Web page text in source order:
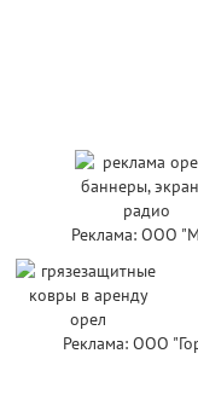
Реклама: ООО
Реклама: ООО